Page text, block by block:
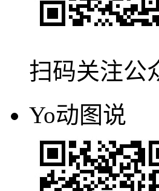
扫码关注公
Yo动图说